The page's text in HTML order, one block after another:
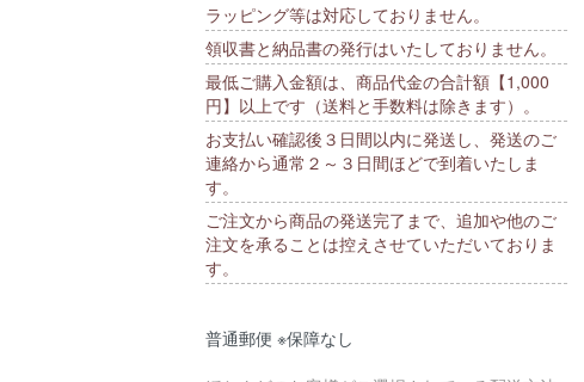
ラッピング等は対応しておりません。
領収書と納品書の発行はいたしておりません。
最低ご購入金額は、商品代金の合計額【1,000
円】以上です（送料と手数料は除きます）。
お支払い確認後３日間以内に発送し、発送のご
連絡から通常２～３日間ほどで到着いたしま
す。
ご注文から商品の発送完了まで、追加や他のご
注文を承ることは控えさせていただいておりま
す。
普通郵便 ※保障なし